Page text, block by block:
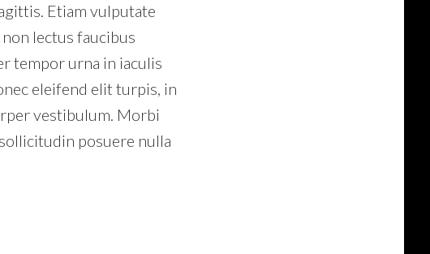
Etiam vulputate
lectus faucibus
tempor urna in iaculis
eleifend elit turpis, in
vestibulum. Morbi
posuere nulla